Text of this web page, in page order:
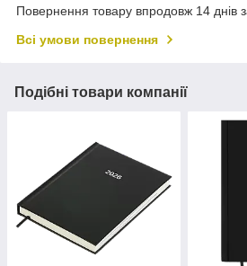
Повернення товару впродовж 14 днів
Всі умови повернення
Подібні товари компанії